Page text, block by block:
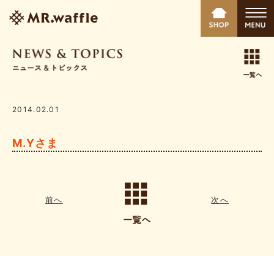
2014.02.01
M.Yさま
前へ 次へ